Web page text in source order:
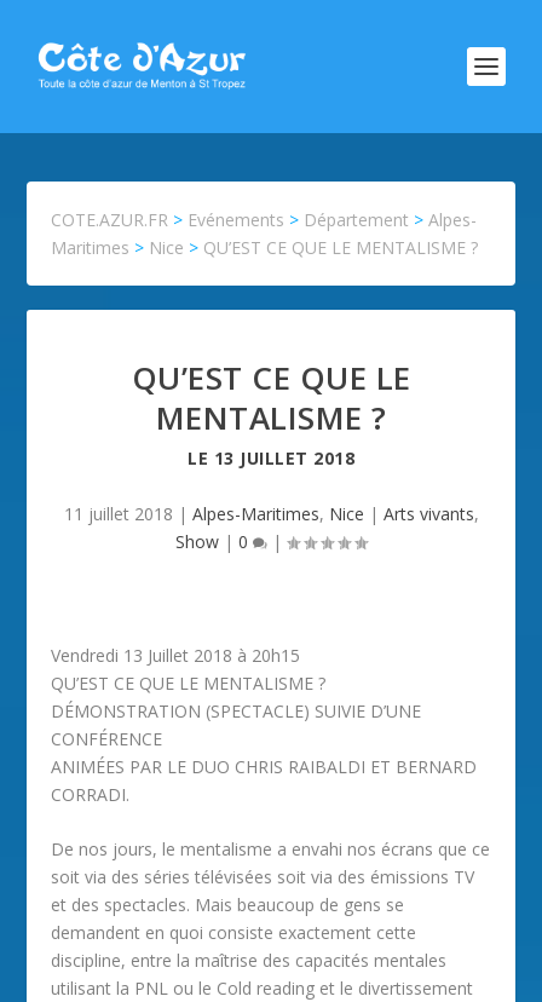
COTE.AZUR.FR > Evénements > Département >Alpes-
Maritimes > Nice > QU’EST CE QUE LE MENTALISME ?
QU’EST CE QUE LE
MENTALISME ?
LE 13 JUILLET 2018
11 juillet 2018 | Alpes-Maritimes, Nice | Arts vivants,
Show | 0 |
Vendredi 13 Juillet 2018 à 20h15
QU’EST CE QUE LE MENTALISME ?
DÉMONSTRATION (SPECTACLE) SUIVIE D’UNE
CONFÉRENCE
ANIMÉES PAR LE DUO CHRIS RAIBALDI ET BERNARD
CORRADI.
De nos jours, le mentalisme a envahi nos écrans que ce
soit via des séries télévisées soit via des émissions TV
et des spectacles. Mais beaucoup de gens se
demandent en quoi consiste exactement cette
discipline, entre la maîtrise des capacités mentales
utilisant la PNL ou le Cold reading et le divertissement